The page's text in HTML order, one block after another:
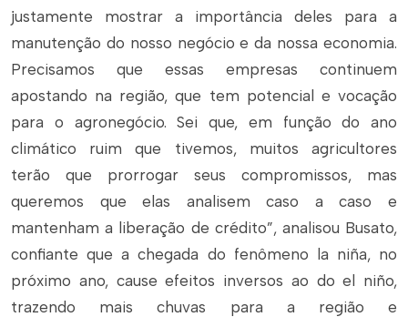
justamente mostrar a importância deles para a
manutenção do nosso negócio e da nossa economia.
Precisamos que essas empresas continuem
apostando na região, que tem potencial e vocação
para o agronegócio. Sei que, em função do ano
climático ruim que tivemos, muitos agricultores
terão que prorrogar seus compromissos, mas
queremos que elas analisem caso a caso e
mantenham a liberação de crédito”, analisou Busato,
confiante que a chegada do fenômeno
la niña, no
próximo ano, cause efeitos inversos ao doel niño,
trazendo mais chuvas para a região e